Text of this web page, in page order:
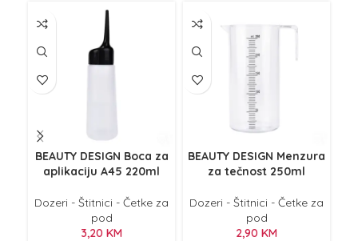
BEAUTY DESIGN Boca za
aplikaciju A45 220ml
Dozeri - Štitnici - Četke za
pod
3,20 KM
BEAUTY DESIGN Menzura
za tečnost 250ml
Dozeri - Štitnici - Četke za
pod
2,90 KM